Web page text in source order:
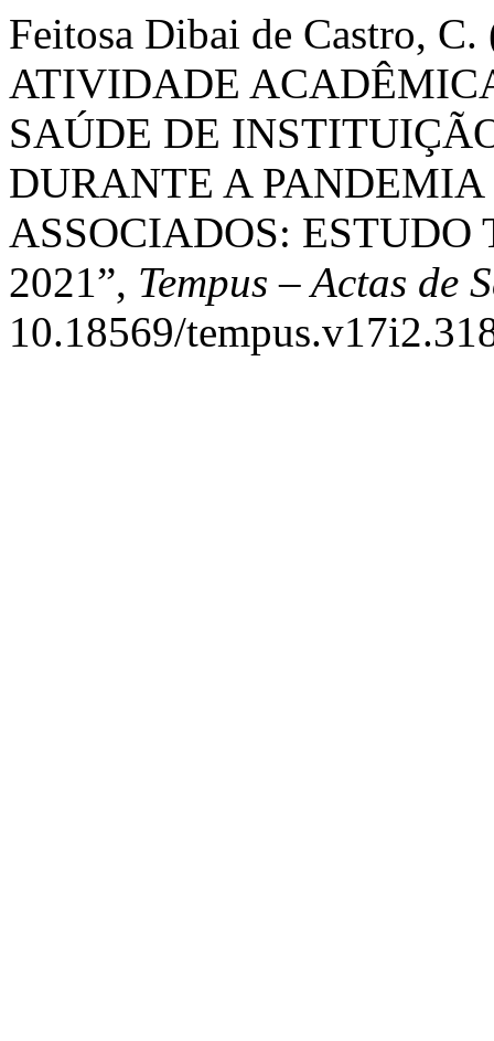
Feitosa Dibai de Castro,
ATIVIDADE
SAÚDE DE
DURANTE A PANDEMIA
ASSOCIADOS:
2021”, Tempus – Actas de
10.18569/